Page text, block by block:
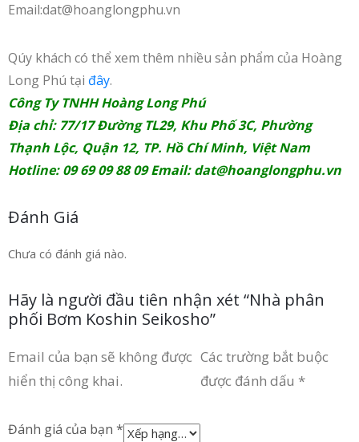
Email:dat@hoanglongphu.vn
Qúy khách có thể xem thêm nhiều sản phẩm của Hoàng
Long Phú tại đây.
Công Ty TNHH Hoàng Long Phú
Địa chỉ: 77/17 Đường TL29, Khu Phố 3C, Phường
Thạnh Lộc, Quận 12, TP. Hồ Chí Minh, Việt Nam
Hotline: 09 69 09 88 09 Email:dat@hoanglongphu.vn
Đánh Giá
Chưa có đánh giá nào.
Hãy là người đầu tiên nhận xét “Nhà phân
phối Bơm Koshin Seikosho”
Email của bạn sẽ không được
hiển thị công khai.
Các trường bắt buộc
được đánh dấu *
Đánh giá của bạn *